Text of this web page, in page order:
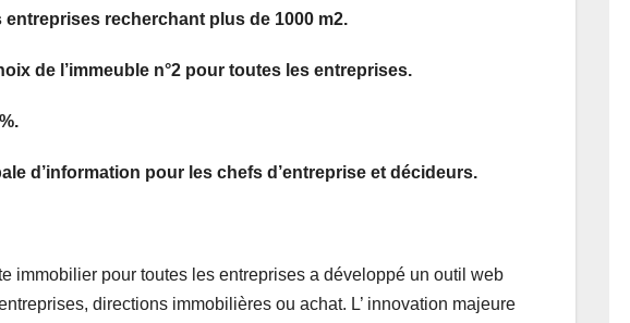
recherchant plus de 1000 m2.
de l’immeuble n°2 pour toutes les entreprises.
d’information pour les chefs d’entreprise et décideurs.
immobilier pour toutes les entreprises a développé un outil web
directions immobilières ou achat. L’ innovation majeure